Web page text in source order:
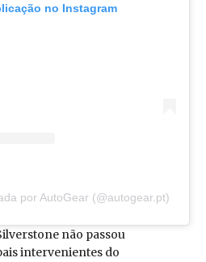
no Instagram
por AutoGear (@autogear.pt)
não passou
intervenientes do